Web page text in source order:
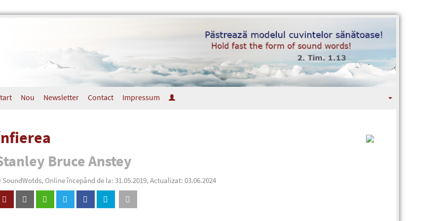
Nou Newsletter Contact Impressum
Bruce Anstey
Online începând de la: 31.05.2019, Actualizat: 03.06.2024